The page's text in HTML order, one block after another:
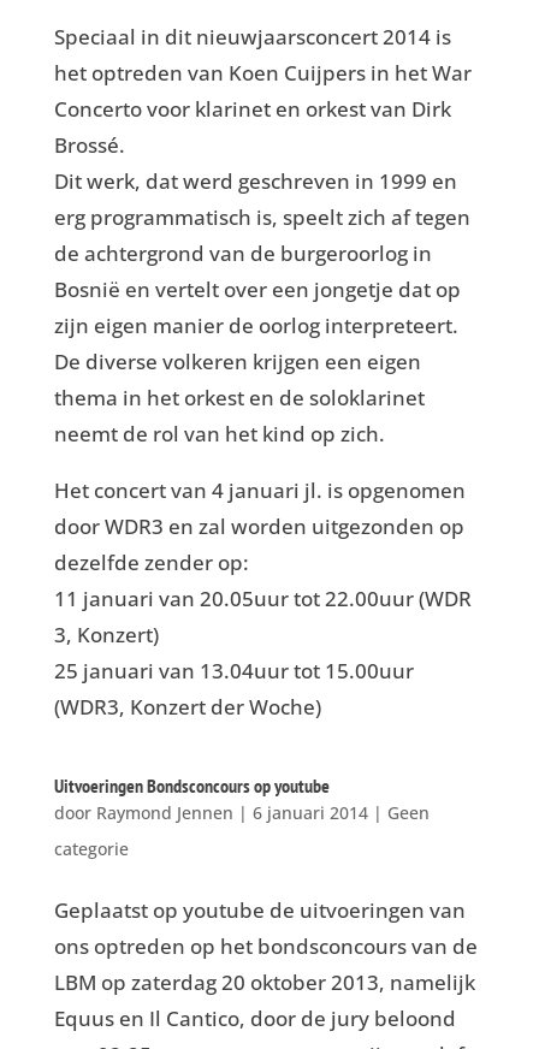
Speciaal in dit nieuwjaarsconcert 2014 is
het optreden van Koen Cuijpers in het War
Concerto voor klarinet en orkest van Dirk
Brossé.
Dit werk, dat werd geschreven in 1999 en
erg programmatisch is, speelt zich af tegen
de achtergrond van de burgeroorlog in
Bosnië en vertelt over een jongetje dat op
zijn eigen manier de oorlog interpreteert.
De diverse volkeren krijgen een eigen
thema in het orkest en de soloklarinet
neemt de rol van het kind op zich.
Het concert van 4 januari jl. is opgenomen
door WDR3 en zal worden uitgezonden op
dezelfde zender op:
11 januari van 20.05uur tot 22.00uur (WDR
3, Konzert)
25 januari van 13.04uur tot 15.00uur
(WDR3, Konzert der Woche)
Uitvoeringen Bondsconcours op youtube
door Raymond Jennen | 6 januari 2014| Geen
categorie
Geplaatst op youtube de uitvoeringen van
ons optreden op het bondsconcours van de
LBM op zaterdag 20 oktober 2013, namelijk
Equus en Il Cantico, door de jury beloond